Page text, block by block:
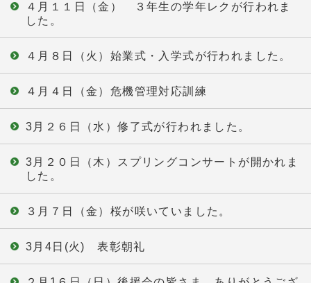
４月１１日（金） ３年生の学年レクが行われま
した。
４月８日（火）始業式・入学式が行われました。
４月４日（金）危機管理対応訓練
3月２６日（水）修了式が行われました。
3月２０日（木）スプリングコンサートが開かれま
した。
３月７日（金）桜が咲いていました。
3月4日(火) 表彰朝礼